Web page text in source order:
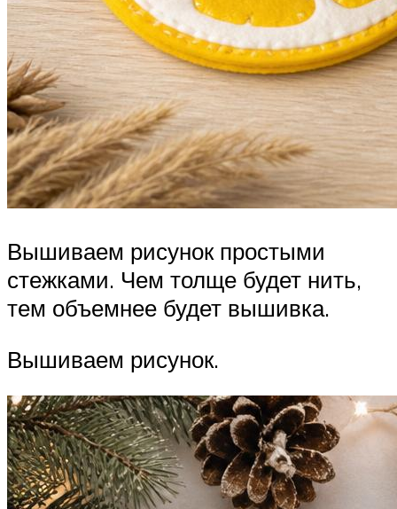
Вышиваем рисунок простыми
стежками. Чем толще будет нить,
тем объемнее будет вышивка.
Вышиваем рисунок.